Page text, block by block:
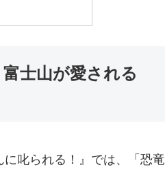
士山が愛される
叱られる！』では、「恐竜